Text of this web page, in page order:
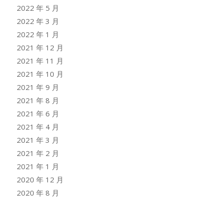
2022 年 5 月
2022 年 3 月
2022 年 1 月
2021 年 12 月
2021 年 11 月
2021 年 10 月
2021 年 9 月
2021 年 8 月
2021 年 6 月
2021 年 4 月
2021 年 3 月
2021 年 2 月
2021 年 1 月
2020 年 12 月
2020 年 8 月